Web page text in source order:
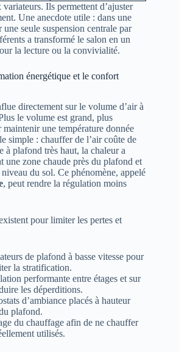
Ils permettent d’ajuster
Une anecdote utile : dans une
seule suspension centrale par
a transformé le salon en un
la lecture ou la convivialité.
énergétique et le confort
directement sur le volume d’air à
le volume est grand, plus
maintenir une température donnée
simple : chauffer de l’air coûte de
à plafond très haut, la chaleur a
une zone chaude près du plafond et
du sol. Ce phénomène, appelé
, peut rendre la régulation moins
pour limiter les pertes et
de plafond à basse vitesse pour
la stratification.
performante entre étages et sur
les déperditions.
d’ambiance placés à hauteur
plafond.
du chauffage afin de ne chauffer
utilisés.